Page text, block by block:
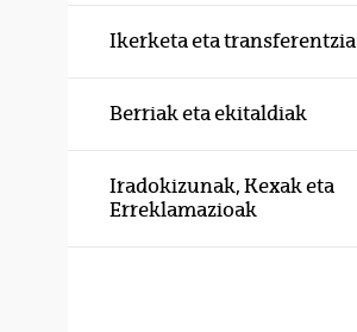
Ikerketa eta transferentzia
Berriak eta ekitaldiak
Iradokizunak, Kexak eta
Erreklamazioak